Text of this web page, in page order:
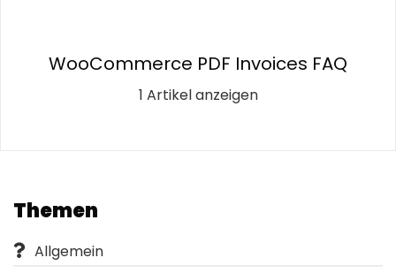
WooCommerce PDF Invoices FAQ
1 Artikel anzeigen
Themen
Allgemein